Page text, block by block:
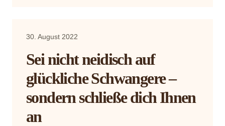
30. August 2022
Sei nicht neidisch auf
glückliche Schwangere –
sondern schließe dich Ihnen
an